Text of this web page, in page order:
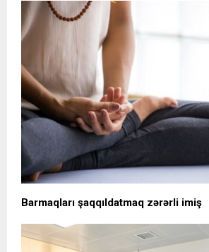
Barmaqları şaqqıldatmaq zərərli imiş